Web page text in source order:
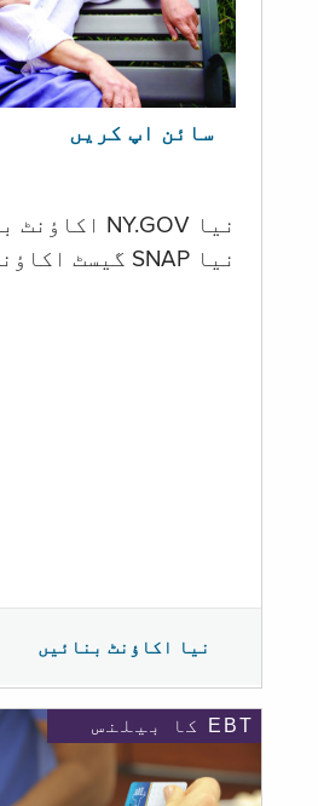
سائن اپ کریں
نیا NY.GOV اکاؤنٹ بنائیں
نیا SNAP گیسٹ اکاؤنٹ بنائیں
نیا اکاؤنٹ بنائیں
EBT کا بیلنس